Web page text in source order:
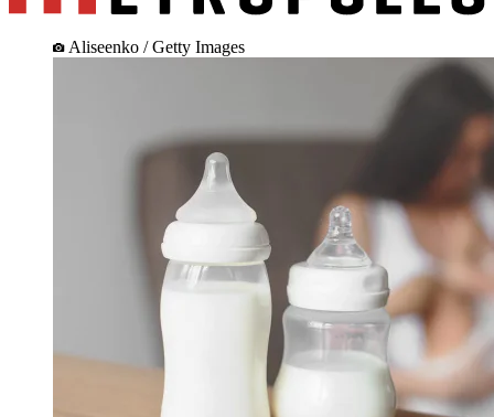
Aliseenko / Getty Images